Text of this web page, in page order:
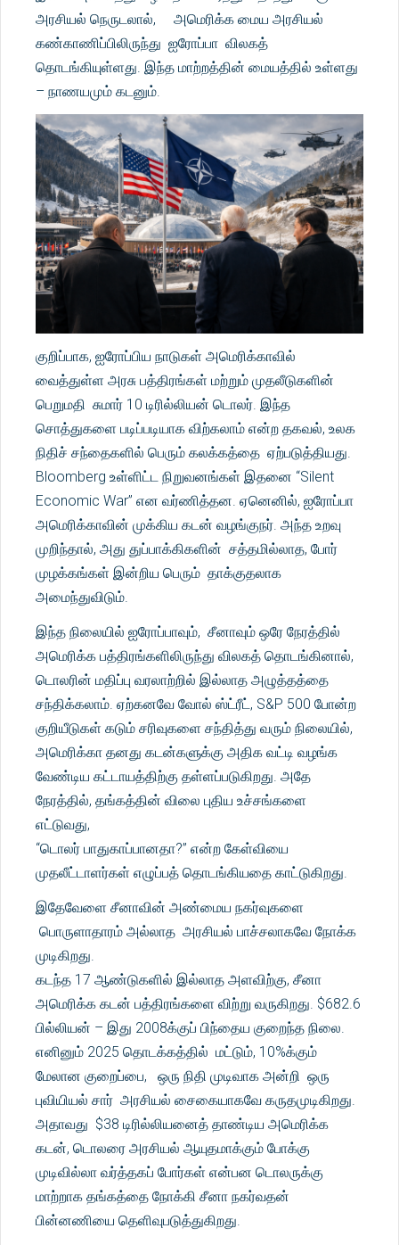
அரசியல் நெருடலால், அமெரிக்க மைய அரசியல்
கண்காணிப்பிலிருந்து ஐரோப்பா விலகத்
தொடங்கியுள்ளது. இந்த மாற்றத்தின் மையத்தில் உள்ளது
– நாணயமும் கடனும்.
குறிப்பாக, ஐரோப்பிய நாடுகள் அமெரிக்காவில்
வைத்துள்ள அரசு பத்திரங்கள் மற்றும் முதலீடுகளின்
பெறுமதி சுமார் 10 டிரில்லியன் டொலர். இந்த
சொத்துகளை படிப்படியாக விற்கலாம் என்ற தகவல், உலக
நிதிச் சந்தைகளில் பெரும் கலக்கத்தை ஏற்படுத்தியது.
Bloomberg உள்ளிட்ட நிறுவனங்கள் இதனை “Silent
Economic War” என வர்ணித்தன. ஏனெனில், ஐரோப்பா
அமெரிக்காவின் முக்கிய கடன் வழங்குநர். அந்த உறவு
முறிந்தால், அது துப்பாக்கிகளின் சத்தமில்லாத, போர்
முழக்கங்கள் இன்றிய பெரும் தாக்குதலாக
அமைந்துவிடும்.
இந்த நிலையில் ஐரோப்பாவும், சீனாவும் ஒரே நேரத்தில்
அமெரிக்க பத்திரங்களிலிருந்து விலகத் தொடங்கினால்,
டொலரின் மதிப்பு வரலாற்றில் இல்லாத அழுத்தத்தை
சந்திக்கலாம். ஏற்கனவே வோல் ஸ்ட்ரீட், S&P 500 போன்ற
குறியீடுகள் கடும் சரிவுகளை சந்தித்து வரும் நிலையில்,
அமெரிக்கா தனது கடன்களுக்கு அதிக வட்டி வழங்க
வேண்டிய கட்டாயத்திற்கு தள்ளப்படுகிறது. அதே
நேரத்தில், தங்கத்தின் விலை புதிய உச்சங்களை
எட்டுவது,
“டொலர் பாதுகாப்பானதா?” என்ற கேள்வியை
முதலீட்டாளர்கள் எழுப்பத் தொடங்கியதை காட்டுகிறது.
இதேவேளை சீனாவின் அண்மைய நகர்வுகளை
பொருளாதாரம் அல்லாத அரசியல் பாச்சலாகவே நோக்க
முடிகிறது.
கடந்த 17 ஆண்டுகளில் இல்லாத அளவிற்கு, சீனா
அமெரிக்க கடன் பத்திரங்களை விற்று வருகிறது. $682.6
பில்லியன் – இது 2008க்குப் பிந்தைய குறைந்த நிலை.
எனினும் 2025 தொடக்கத்தில் மட்டும், 10%க்கும்
மேலான குறைப்பை, ஒரு நிதி முடிவாக அன்றி ஒரு
புவியியல் சார் அரசியல் சைகையாகவே கருதமுடிகிறது.
அதாவது $38 டிரில்லியனைத் தாண்டிய அமெரிக்க
கடன், டொலரை அரசியல் ஆயுதமாக்கும் போக்கு
முடிவில்லா வர்த்தகப் போர்கள் என்பன டொலருக்கு
மாற்றாக தங்கத்தை நோக்கி சீனா நகர்வதன்
பின்னணியை தெளிவுபடுத்துகிறது.